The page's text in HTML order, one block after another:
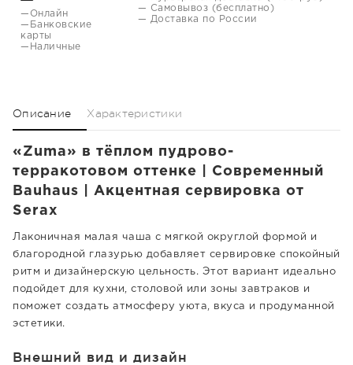
—Онлайн
—Банковские
карты
—Наличные
— Самовывоз (бесплатно)
— Доставка по России
Описание Характеристики
«Zuma» в тёплом пудрово-
терракотовом оттенке | Современный
Bauhaus | Акцентная сервировка от
Serax
Лаконичная малая чаша с мягкой округлой формой и
благородной глазурью добавляет сервировке спокойный
ритм и дизайнерскую цельность. Этот вариант идеально
подойдет для кухни, столовой или зоны завтраков и
поможет создать атмосферу уюта, вкуса и продуманной
эстетики.
Внешний вид и дизайн